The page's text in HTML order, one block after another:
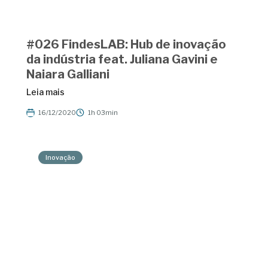
#026 FindesLAB: Hub de inovação
da indústria feat. Juliana Gavini e
Naiara Galliani
Leia mais
16/12/2020 1h 03min
Inovação